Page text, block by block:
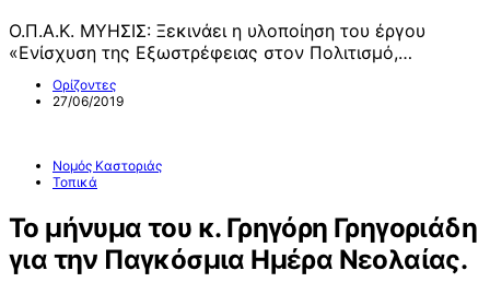
Ο.Π.Α.Κ. ΜΥΗΣΙΣ: Ξεκινάει η υλοποίηση του έργου
«Ενίσχυση της Εξωστρέφειας στον Πολιτισμό,…
Ορίζοντες
27/06/2019
Νομός Καστοριάς
Τοπικά
Το μήνυμα του κ. Γρηγόρη Γρηγοριάδη
για την Παγκόσμια Ημέρα Νεολαίας.